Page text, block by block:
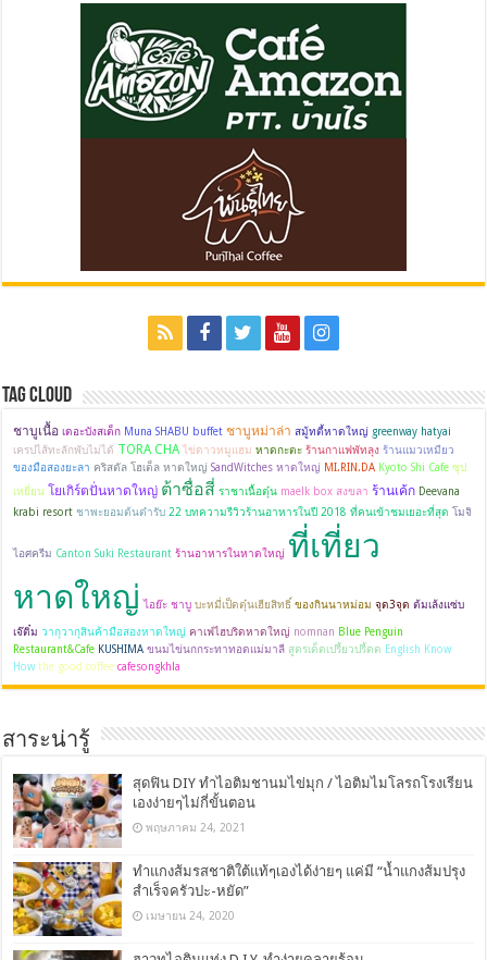
Tag Cloud
ชาบูเนื้อ เดอะบังสเต็ก Muna SHABU buffet ชาบูหม่าล่า สมู้ทตี้หาดใหญ่ greenway hatyai
เครปไส้ทะลักพับไม่ได้ TORA CHA ไข่ดาวหมูแฮม หาดกะตะ ร้านกาแฟพัทลุง ร้านแมวเหมียว
ของมือสองยะลา คริสตัล โฮเต็ล หาดใหญ่ SandWitches หาดใหญ่ MI.RIN.DA Kyoto Shi Cafe ซุป
เหยี่ยน โยเกิร์ตปั่นหาดใหญ่ ต้าซื่อสี่ ราชาเนื้อตุ๋น maelk box สงขลา ร้านเค้ก Deevana
krabi resort ชาพะยอมต้นตำรับ 22 บทความรีวิวร้านอาหารในปี 2018 ที่คนเข้าชมเยอะที่สุด โมจิ
ไอศครีม Canton Suki Restaurant ร้านอาหารในหาดใหญ่ ที่เที่ยว
หาดใหญ่ ไอย๊ะ ชาบู บะหมี่เป็ดตุ๋นเฮียสิทธิ์ ของกินนาหม่อม จุด3จุด ต้มเล้งแซ่บ
เจ๊ติ๋ม วากุวากุสินค้ามือสองหาดใหญ่ คาเฟ่ไฮบริดหาดใหญ่ nomnan Blue Penguin
Restaurant&Cafe KUSHIMA ขนมไข่นกกระทาทอดแม่มาลี สูตรเด็ดเปรี้ยวปรี้ดด English Know
How the good coffee cafesongkhla
สาระน่ารู้
สุดฟิน DIY ทำไอติมชานมไข่มุก / ไอติมไมโลรถโรงเรียน
เองง่ายๆไม่กี่ขั้นตอน
พฤษภาคม 24, 2021
ทำแกงส้มรสชาติใต้แท้ๆเองได้ง่ายๆ แค่มี “น้ำแกงส้มปรุง
สำเร็จครัวปะ-หยัด”
เมษายน 24, 2020